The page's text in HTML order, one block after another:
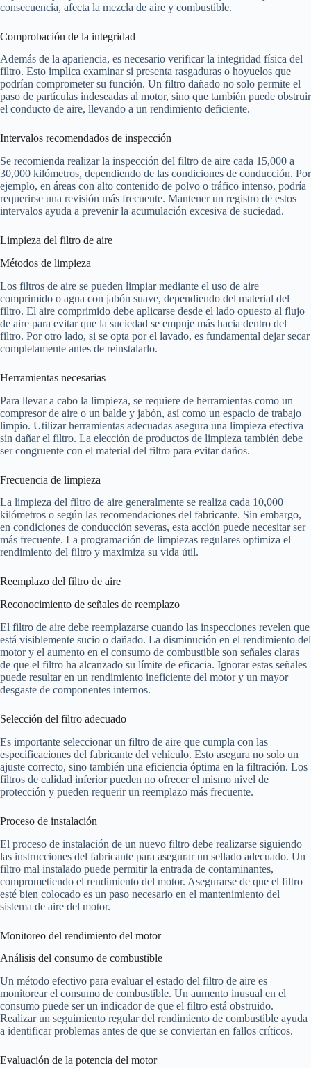
consecuencia, afecta la mezcla de aire y combustible.
Comprobación de la integridad
Además de la apariencia, es necesario verificar la integridad física del
filtro. Esto implica examinar si presenta rasgaduras o hoyuelos que
podrían comprometer su función. Un filtro dañado no solo permite el
paso de partículas indeseadas al motor, sino que también puede obstruir
el conducto de aire, llevando a un rendimiento deficiente.
Intervalos recomendados de inspección
Se recomienda realizar la inspección del filtro de aire cada 15,000 a
30,000 kilómetros, dependiendo de las condiciones de conducción. Por
ejemplo, en áreas con alto contenido de polvo o tráfico intenso, podría
requerirse una revisión más frecuente. Mantener un registro de estos
intervalos ayuda a prevenir la acumulación excesiva de suciedad.
Limpieza del filtro de aire
Métodos de limpieza
Los filtros de aire se pueden limpiar mediante el uso de aire
comprimido o agua con jabón suave, dependiendo del material del
filtro. El aire comprimido debe aplicarse desde el lado opuesto al flujo
de aire para evitar que la suciedad se empuje más hacia dentro del
filtro. Por otro lado, si se opta por el lavado, es fundamental dejar secar
completamente antes de reinstalarlo.
Herramientas necesarias
Para llevar a cabo la limpieza, se requiere de herramientas como un
compresor de aire o un balde y jabón, así como un espacio de trabajo
limpio. Utilizar herramientas adecuadas asegura una limpieza efectiva
sin dañar el filtro. La elección de productos de limpieza también debe
ser congruente con el material del filtro para evitar daños.
Frecuencia de limpieza
La limpieza del filtro de aire generalmente se realiza cada 10,000
kilómetros o según las recomendaciones del fabricante. Sin embargo,
en condiciones de conducción severas, esta acción puede necesitar ser
más frecuente. La programación de limpiezas regulares optimiza el
rendimiento del filtro y maximiza su vida útil.
Reemplazo del filtro de aire
Reconocimiento de señales de reemplazo
El filtro de aire debe reemplazarse cuando las inspecciones revelen que
está visiblemente sucio o dañado. La disminución en el rendimiento del
motor y el aumento en el consumo de combustible son señales claras
de que el filtro ha alcanzado su límite de eficacia. Ignorar estas señales
puede resultar en un rendimiento ineficiente del motor y un mayor
desgaste de componentes internos.
Selección del filtro adecuado
Es importante seleccionar un filtro de aire que cumpla con las
especificaciones del fabricante del vehículo. Esto asegura no solo un
ajuste correcto, sino también una eficiencia óptima en la filtración. Los
filtros de calidad inferior pueden no ofrecer el mismo nivel de
protección y pueden requerir un reemplazo más frecuente.
Proceso de instalación
El proceso de instalación de un nuevo filtro debe realizarse siguiendo
las instrucciones del fabricante para asegurar un sellado adecuado. Un
filtro mal instalado puede permitir la entrada de contaminantes,
comprometiendo el rendimiento del motor. Asegurarse de que el filtro
esté bien colocado es un paso necesario en el mantenimiento del
sistema de aire del motor.
Monitoreo del rendimiento del motor
Análisis del consumo de combustible
Un método efectivo para evaluar el estado del filtro de aire es
monitorear el consumo de combustible. Un aumento inusual en el
consumo puede ser un indicador de que el filtro está obstruido.
Realizar un seguimiento regular del rendimiento de combustible ayuda
a identificar problemas antes de que se conviertan en fallos críticos.
Evaluación de la potencia del motor